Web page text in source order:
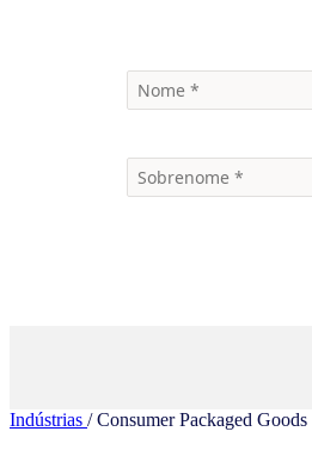
Indústrias / Consumer Packaged Goods